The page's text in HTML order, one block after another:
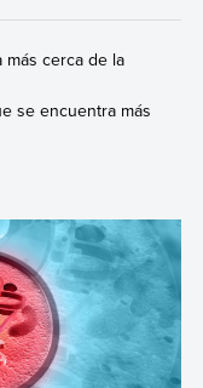
cerca de la
se encuentra más